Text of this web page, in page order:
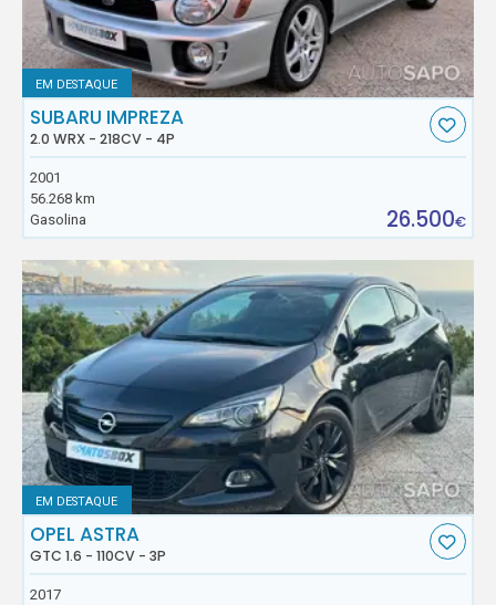
EM DESTAQUE
SUBARU IMPREZA
2.0 WRX - 218CV - 4P
2001
56.268 km
Gasolina
26.500€
EM DESTAQUE
OPEL ASTRA
GTC 1.6 - 110CV - 3P
2017